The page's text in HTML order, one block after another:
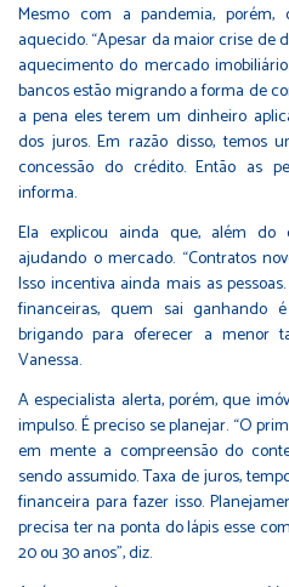
Mesmo com a pandemia, porém,
aquecido. “Apesar da maior crise de
aquecimento do mercado
bancos estão migrando a forma de
a pena eles terem um dinheiro
dos juros. Em razão disso, temos
concessão do crédito. Então as
informa.
Ela explicou ainda que, além do
ajudando o mercado. “Contratos
Isso incentiva ainda mais as
financeiras, quem sai ganhando
brigando para oferecer a menor
Vanessa.
A especialista alerta, porém, que
impulso. É preciso se planejar. “O
em mente a compreensão do
sendo assumido. Taxa de juros,
financeira para fazer isso.
precisa ter na ponta do lápis esse
20 ou 30 anos”, diz.